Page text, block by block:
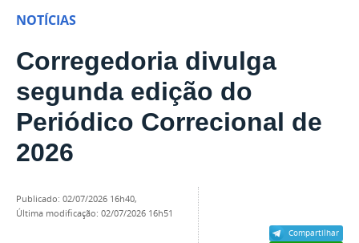
NOTÍCIAS
Corregedoria divulga
segunda edição do
Periódico Correcional de
2026
Compartilhar
publicado: 02/07/2026 16h40,
última modificação: 02/07/2026 16h51